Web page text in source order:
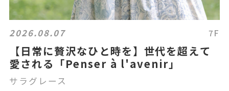
2026.08.07 7F
【日常に贅沢なひと時を】世代を超えて
愛される「Penser à l'avenir」
サラグレース